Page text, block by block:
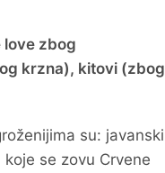
love zbog
krzna), kitovi (zbog
su: javanski
se zovu Crvene